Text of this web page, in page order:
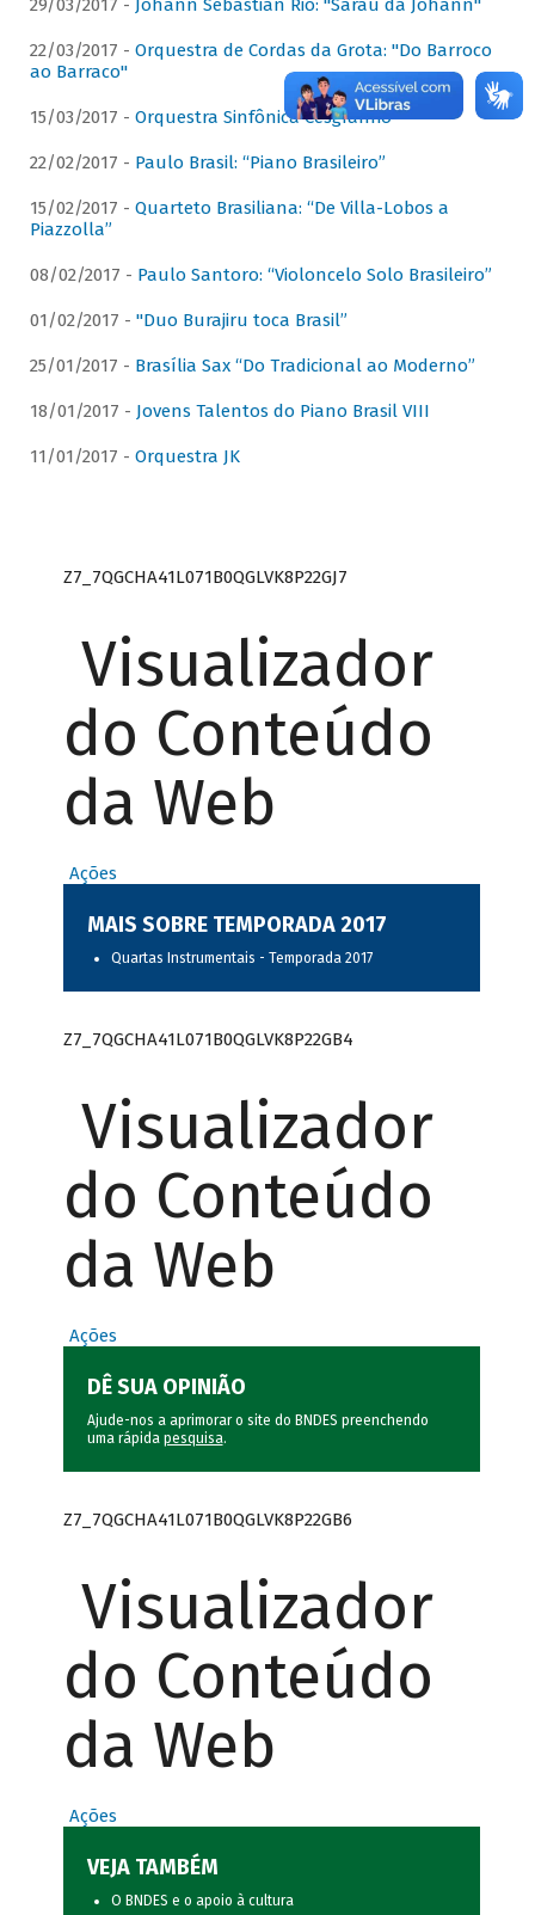
29/03/2017 - Johann Sebastian Rio: "Sarau da Johann"
22/03/2017 - Orquestra de Cordas da Grota: "Do Barroco
ao Barraco"
15/03/2017 - Orquestra Sinfônica Cesgranrio
22/02/2017 - Paulo Brasil: “Piano Brasileiro”
15/02/2017 - Quarteto Brasiliana: “De Villa-Lobos a
Piazzolla”
08/02/2017 - Paulo Santoro: “Violoncelo Solo Brasileiro”
01/02/2017 - "Duo Burajiru toca Brasil”
25/01/2017 - Brasília Sax “Do Tradicional ao Moderno”
18/01/2017 - Jovens Talentos do Piano Brasil VIII
11/01/2017 - Orquestra JK
Z7_7QGCHA41L071B0QGLVK8P22GJ7
Visualizador
do Conteúdo
da Web
Ações
MAIS SOBRE TEMPORADA 2017
Quartas Instrumentais - Temporada 2017
Z7_7QGCHA41L071B0QGLVK8P22GB4
Visualizador
do Conteúdo
da Web
Ações
DÊ SUA OPINIÃO
Ajude-nos a aprimorar o site do BNDES preenchendo
uma rápida pesquisa.
Z7_7QGCHA41L071B0QGLVK8P22GB6
Visualizador
do Conteúdo
da Web
Ações
VEJA TAMBÉM
O BNDES e o apoio à cultura